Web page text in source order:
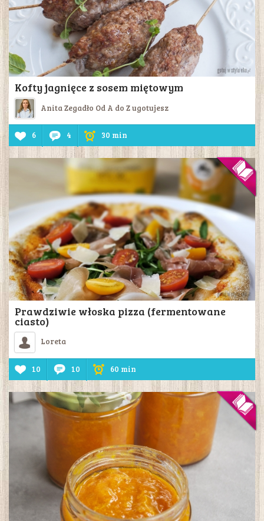
Kofty jagnięce z sosem miętowym
Anita Zegadło Od A do Z ugotujesz
6 4 30 min
Prawdziwie włoska pizza (fermentowane
ciasto)
Loreta
10 10 60 min